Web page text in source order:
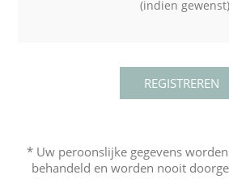
(indien gewenst)
* Uw peroonslijke gegevens
behandeld en worden nooit